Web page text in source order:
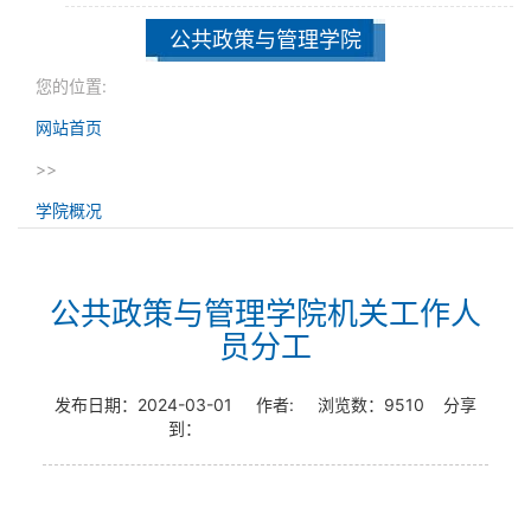
公共政策与管理学院
您的位置:
网站首页
>>
学院概况
公共政策与管理学院机关工作人
员分工
发布日期： 2024-03-01 作者: 浏览数： 9510
分享
到：